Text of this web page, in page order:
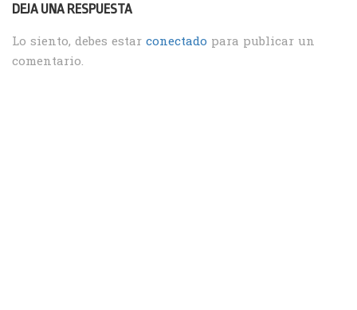
DEJA UNA RESPUESTA
Lo siento, debes estar conectado para publicar un
comentario.